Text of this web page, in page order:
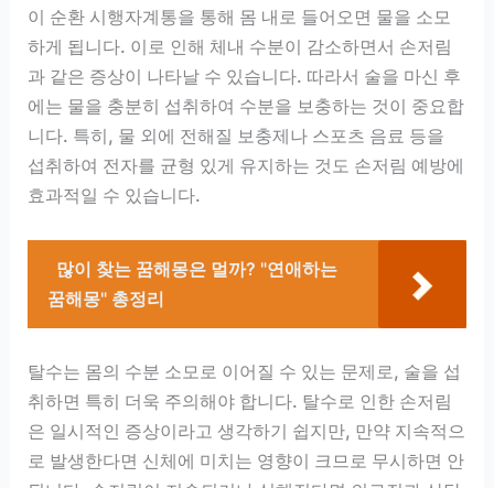
이 순환 시행자계통을 통해 몸 내로 들어오면 물을 소모
하게 됩니다. 이로 인해 체내 수분이 감소하면서 손저림
과 같은 증상이 나타날 수 있습니다. 따라서 술을 마신 후
에는 물을 충분히 섭취하여 수분을 보충하는 것이 중요합
니다. 특히, 물 외에 전해질 보충제나 스포츠 음료 등을
섭취하여 전자를 균형 있게 유지하는 것도 손저림 예방에
효과적일 수 있습니다.
많이 찾는 꿈해몽은 멀까? "연애하는
꿈해몽" 총정리
탈수는 몸의 수분 소모로 이어질 수 있는 문제로, 술을 섭
취하면 특히 더욱 주의해야 합니다. 탈수로 인한 손저림
은 일시적인 증상이라고 생각하기 쉽지만, 만약 지속적으
로 발생한다면 신체에 미치는 영향이 크므로 무시하면 안